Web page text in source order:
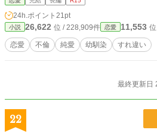
24h.ポイント 21pt
小説 26,622 位 / 228,909件 恋愛 11,553
恋愛 不倫 純愛 幼馴染 すれ違い
最終更新日
22